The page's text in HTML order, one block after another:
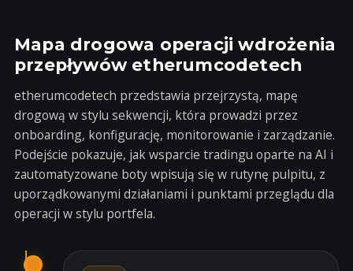
Mapa drogowa operacji wdrożenia
przepływów etherumcodetech
etherumcodetech przedstawia przejrzystą, mapę
drogową w stylu sekwencji, która prowadzi przez
onboarding, konfigurację, monitorowanie i zarządzanie.
Podejście pokazuje, jak wsparcie tradingu oparte na AI i
zautomatyzowane boty wpisują się w rutynę pulpitu, z
uporządkowanymi działaniami i punktami przeglądu dla
operacji w stylu portfela.